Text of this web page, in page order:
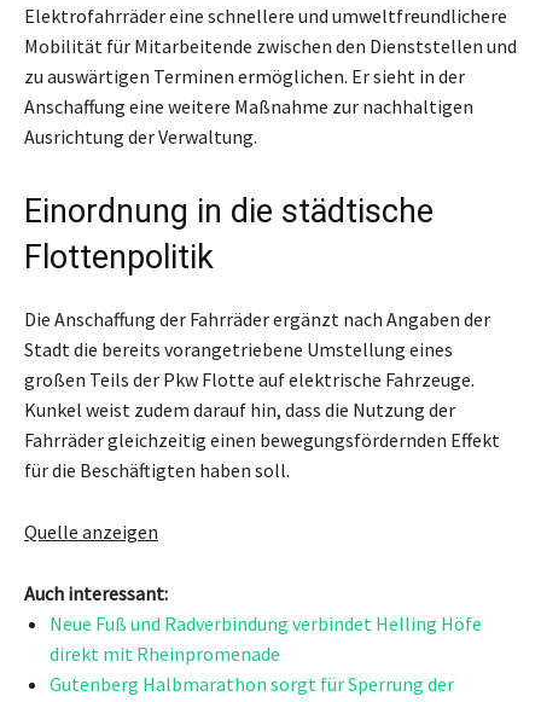
Elektrofahrräder eine schnellere und umweltfreundlichere
Mobilität für Mitarbeitende zwischen den Dienststellen und
zu auswärtigen Terminen ermöglichen. Er sieht in der
Anschaffung eine weitere Maßnahme zur nachhaltigen
Ausrichtung der Verwaltung.
Einordnung in die städtische
Flottenpolitik
Die Anschaffung der Fahrräder ergänzt nach Angaben der
Stadt die bereits vorangetriebene Umstellung eines
großen Teils der Pkw Flotte auf elektrische Fahrzeuge.
Kunkel weist zudem darauf hin, dass die Nutzung der
Fahrräder gleichzeitig einen bewegungsfördernden Effekt
für die Beschäftigten haben soll.
Quelle anzeigen
Auch interessant:
Neue Fuß und Radverbindung verbindet Helling Höfe
direkt mit Rheinpromenade
Gutenberg Halbmarathon sorgt für Sperrung der